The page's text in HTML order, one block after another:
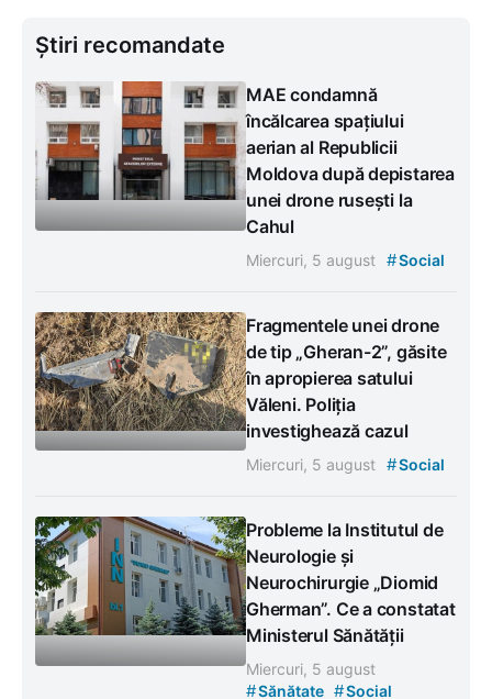
Știri recomandate
MAE condamnă
încălcarea spațiului
aerian al Republicii
Moldova după depistarea
unei drone rusești la
Cahul
Miercuri, 5 august #Social
Fragmentele unei drone
de tip „Gheran-2”, găsite
în apropierea satului
Văleni. Poliția
investighează cazul
Miercuri, 5 august #Social
Probleme la Institutul de
Neurologie și
Neurochirurgie „Diomid
Gherman”. Ce a constatat
Ministerul Sănătății
Miercuri, 5 august
#Sănătate #Social